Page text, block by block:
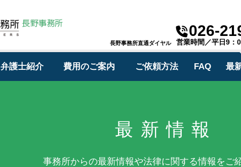
長野事務所直通ダイヤル
026-
営業時間／平日9：
弁護士紹介 費用のご案内 ご依頼方法 FAQ 最
最新情報
事務所からの最新情報や法律に関する情報をご